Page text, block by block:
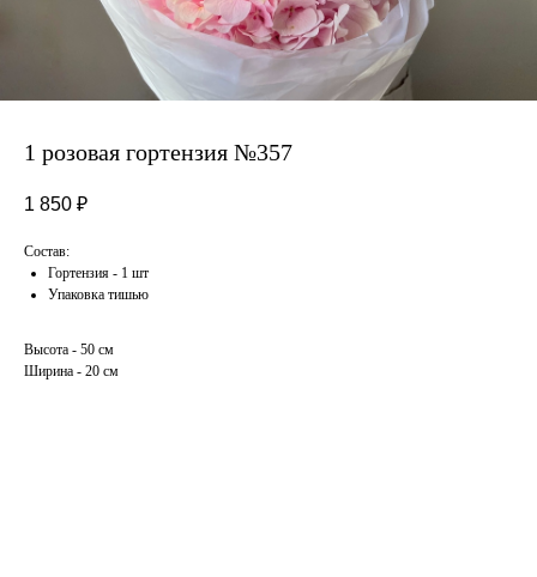
1 розовая гортензия №357
1 850 ₽
Состав:
Гортензия - 1 шт
Упаковка тишью
Высота - 50 см
Ширина - 20 см